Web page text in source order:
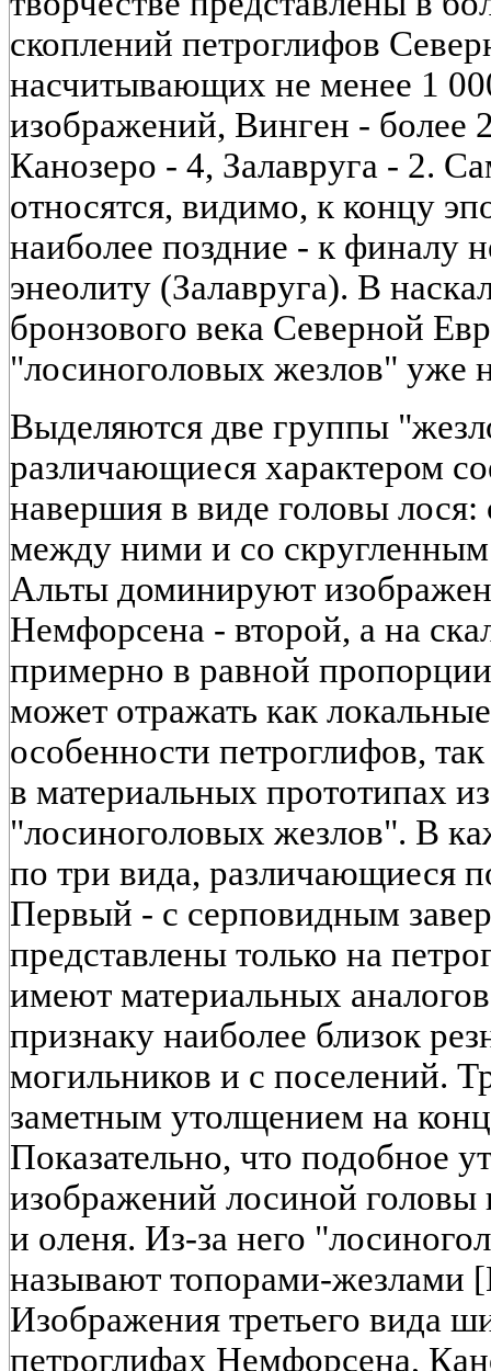
скоплений петроглифов
насчитывающих не менее 1
изображений, Винген - более
Канозеро - 4, Залавруга - 2.
относятся, видимо, к концу
наиболее поздние - к финалу
энеолиту (Залавруга). В
бронзового века Северной
"лосиноголовых жезлов" уже
Выделяются две группы
различающиеся характером
навершия в виде головы
между ними и со
Альты доминируют
Немфорсена - второй, а на
примерно в равной
может отражать как
особенности петроглифов,
в материальных прототипах
"лосиноголовых жезлов". В
по три вида, различающиеся
Первый - с серповидным
представлены только на
имеют материальных
признаку наиболее близок
могильников и с поселений.
заметным утолщением на
Показательно, что подобное
изображений лосиной головы
и оленя. Из-за него
называют топорами-жезлами
Изображения третьего вида
петроглифах Немфорсена,